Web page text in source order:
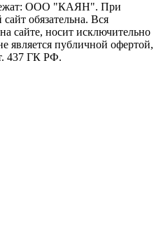
ООО "КАЯН". При
обязательна. Вся
сайте, носит исключительно
является публичной офертой,
437 ГК РФ.